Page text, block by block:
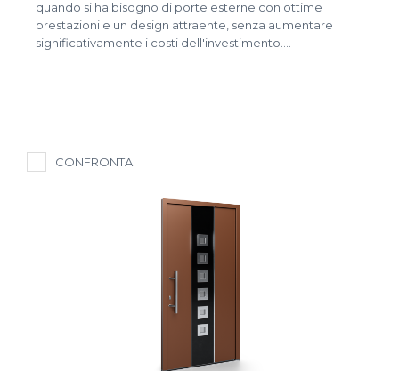
quando si ha bisogno di porte esterne con ottime
prestazioni e un design attraente, senza aumentare
significativamente i costi dell'investimento.…
CONFRONTA